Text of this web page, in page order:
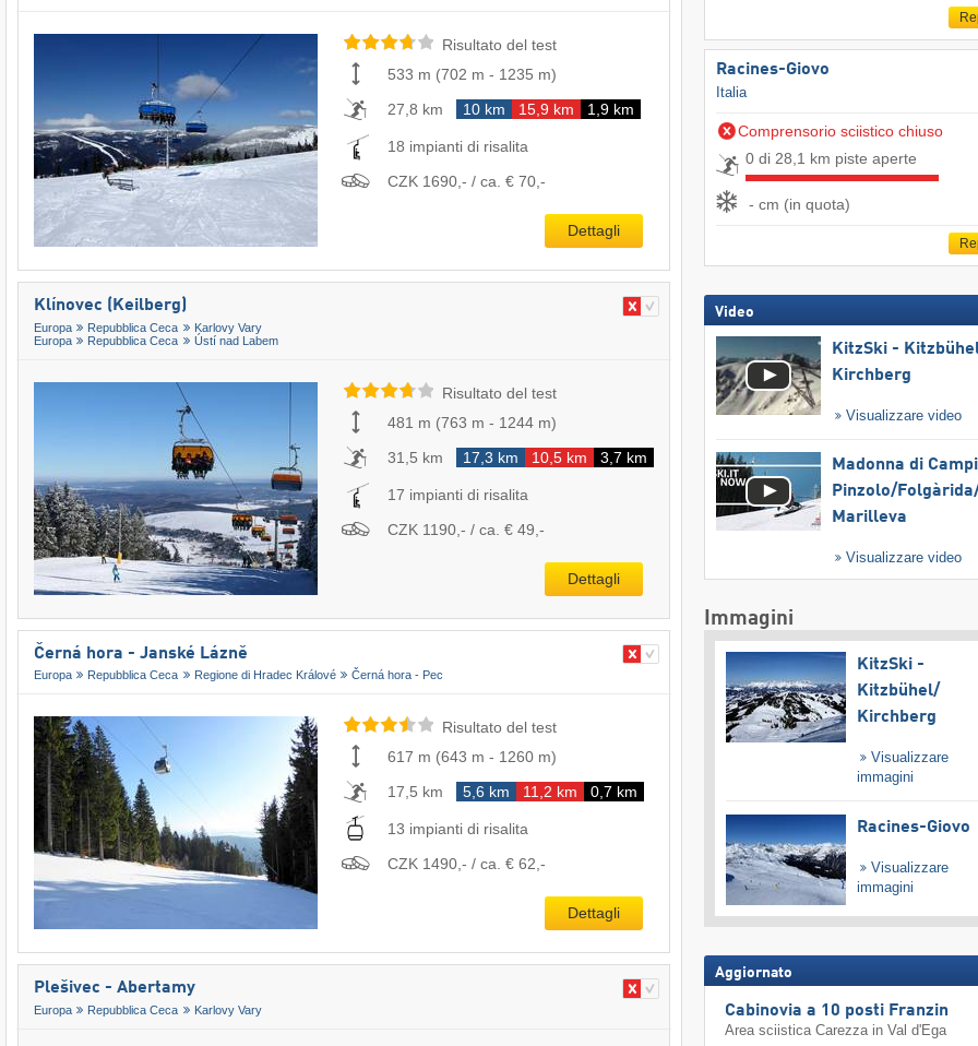
Risultato del test
533 m (702 m - 1235 m)
27,8 km
10 km 15,9 km 1,9 km
18 impianti di risalita
CZK 1690,- / ca. € 70,-
Dettagli
Klínovec (Keilberg)
Europa Repubblica Ceca
Karlovy Vary
Europa
Repubblica Ceca Ústí nad Labem
Risultato del test
481 m (763 m - 1244 m)
31,5 km
17,3 km 10,5 km 3,7 km
17 impianti di risalita
CZK 1190,- / ca. € 49,-
Dettagli
Černá hora - Janské Lázně
Europa Repubblica Ceca Regione di Hradec Králové Černá hora - Pec
Risultato del test
617 m (643 m - 1260 m)
17,5 km
5,6 km 11,2 km 0,7 km
13 impianti di risalita
CZK 1490,- / ca. € 62,-
Dettagli
Plešivec - Abertamy
Europa Repubblica Ceca Karlovy Vary
Racines-Giovo
Italia
Comprensorio sciistico chiuso
0 di 28,1 km piste aperte
- cm (in quota)
Video
KitzSki -
Kirchberg
Visualizzare video
Madonna di
Pinzolo/​
Marilleva
Visualizzare video
Immagini
KitzSki -
Kitzbühel/​
Kirchberg
Visualizzare
immagini
Racines-Giovo
Visualizzare
immagini
Aggiornato
Cabinovia a 10 posti Franzin
Area sciistica Carezza in Val d'Ega